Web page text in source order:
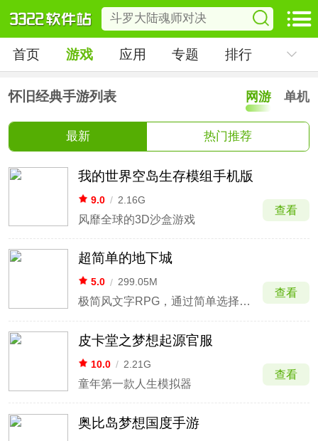
首页 游戏 应用 专题 排行
怀旧经典手游列表 网游 单机
最新 热门推荐
我的世界空岛生存模组手机版
9.0 / 2.16G
风靡全球的3D沙盒游戏
查看
超简单的地下城
5.0 / 299.05M
极简风文字RPG，通过简单选择勇闯地牢。
查看
皮卡堂之梦想起源官服
10.0 / 2.21G
童年第一款人生模拟器
查看
奥比岛梦想国度手游